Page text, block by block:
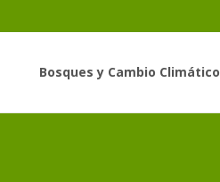
Bosques y Cambio Climático